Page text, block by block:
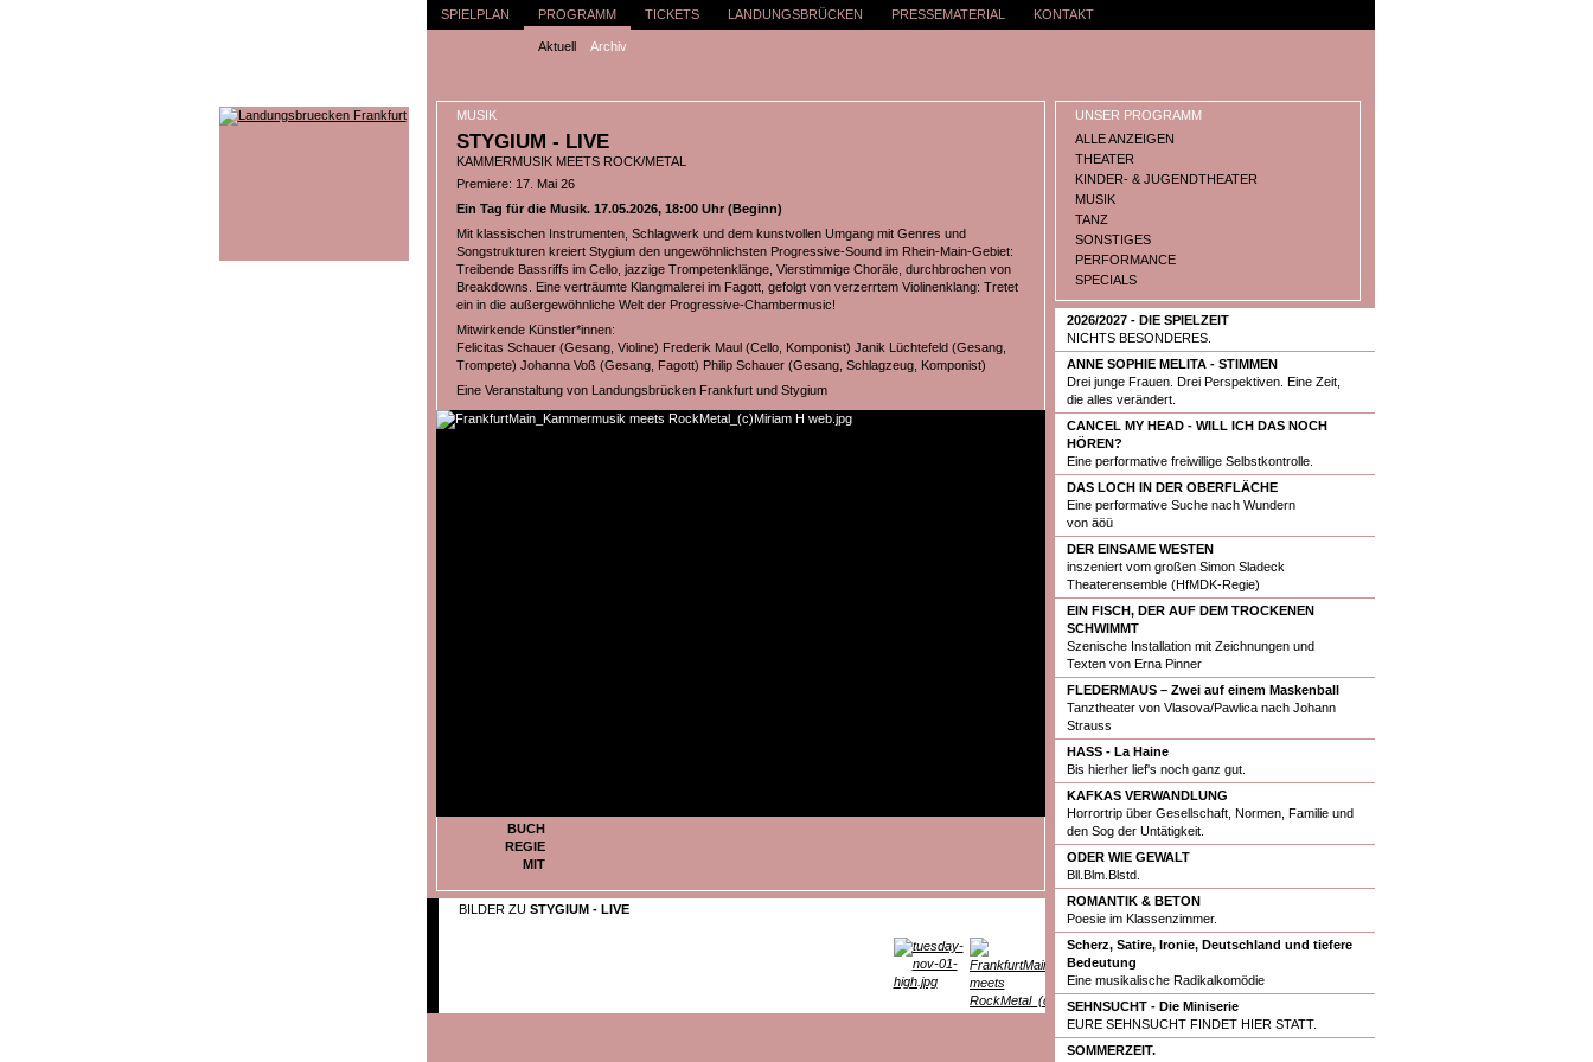
SPIELPLAN PROGRAMM
Aktuell Archiv
TICKETS LANDUNGSBRÜCKEN PRESSEMATERIAL KONTAKT
MUSIK
STYGIUM - LIVE
KAMMERMUSIK MEETS ROCK/METAL
Premiere: 17. Mai 26
Ein Tag für die Musik. 17.05.2026, 18:00 Uhr (Beginn)
Mit klassischen Instrumenten, Schlagwerk und dem kunstvollen Umgang mit Genres und
Songstrukturen kreiert Stygium den ungewöhnlichsten Progressive-Sound im Rhein-Main-Gebiet:
Treibende Bassriffs im Cello, jazzige Trompetenklänge, Vierstimmige Choräle, durchbrochen von
Breakdowns. Eine verträumte Klangmalerei im Fagott, gefolgt von verzerrtem Violinenklang: Tretet
ein in die außergewöhnliche Welt der Progressive-Chambermusic!
Mitwirkende Künstler*innen:
Felicitas Schauer (Gesang, Violine) Frederik Maul (Cello, Komponist) Janik Lüchtefeld (Gesang,
Trompete) Johanna Voß (Gesang, Fagott) Philip Schauer (Gesang, Schlagzeug, Komponist)
Eine Veranstaltung von Landungsbrücken Frankfurt und Stygium
BUCH
REGIE
MIT
BILDER ZU STYGIUM - LIVE
UNSER PROGRAMM
ALLE ANZEIGEN
THEATER
KINDER- & JUGENDTHEATER
MUSIK
TANZ
SONSTIGES
PERFORMANCE
SPECIALS
2026/2027 - DIE SPIELZEIT
NICHTS BESONDERES.
ANNE SOPHIE MELITA - STIMMEN
Drei junge Frauen. Drei Perspektiven. Eine Zeit,
die alles verändert.
CANCEL MY HEAD - WILL ICH DAS NOCH
HÖREN?
Eine performative freiwillige Selbstkontrolle.
DAS LOCH IN DER OBERFLÄCHE
Eine performative Suche nach Wundern
von äöü
DER EINSAME WESTEN
inszeniert vom großen Simon Sladeck
Theaterensemble (HfMDK-Regie)
EIN FISCH, DER AUF DEM TROCKENEN
SCHWIMMT
Szenische Installation mit Zeichnungen und
Texten von Erna Pinner
FLEDERMAUS – Zwei auf einem Maskenball
Tanztheater von Vlasova/Pawlica nach Johann
Strauss
HASS - La Haine
Bis hierher lief's noch ganz gut.
KAFKAS VERWANDLUNG
Horrortrip über Gesellschaft, Normen, Familie und
den Sog der Untätigkeit.
ODER WIE GEWALT
Bll.Blm.Blstd.
ROMANTIK & BETON
Poesie im Klassenzimmer.
Scherz, Satire, Ironie, Deutschland und tiefere
Bedeutung
Eine musikalische Radikalkomödie
SEHNSUCHT - Die Miniserie
EURE SEHNSUCHT FINDET HIER STATT.
SOMMERZEIT.